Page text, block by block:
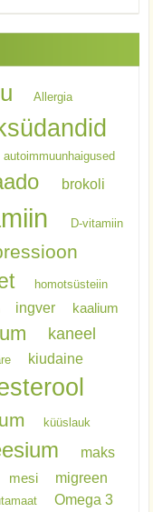
Allergia
autoimmuunhaigused
brokoli
D-vitamiin
homotsüsteiin
ingver kaalium
kaneel
kiudaine
küüslauk
maks
mesi migreen
Omega 3